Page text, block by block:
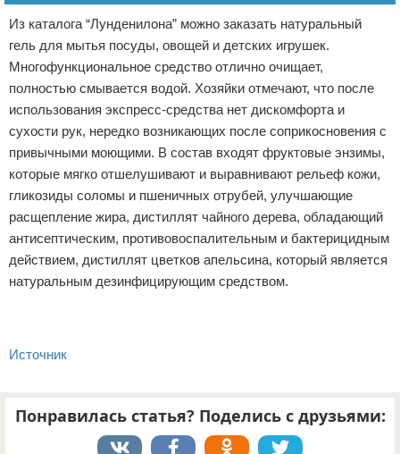
Из каталога “Лунденилона” можно заказать натуральный
гель для мытья посуды, овощей и детских игрушек.
Многофункциональное средство отлично очищает,
полностью смывается водой. Хозяйки отмечают, что после
использования экспресс-средства нет дискомфорта и
сухости рук, нередко возникающих после соприкосновения с
привычными моющими. В состав входят фруктовые энзимы,
которые мягко отшелушивают и выравнивают рельеф кожи,
гликозиды соломы и пшеничных отрубей, улучшающие
расщепление жира, дистиллят чайного дерева, обладающий
антисептическим, противовоспалительным и бактерицидным
действием, дистиллят цветков апельсина, который является
натуральным дезинфицирующим средством.
Источник
Понравилась статья? Поделись с друзьями: